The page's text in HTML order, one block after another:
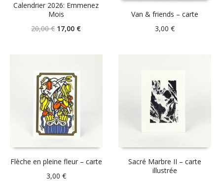
Calendrier 2026: Emmenez
Mois
20,00€ Le
17,00 €Le
Van & friends – carte
3,00€
Flèche en pleine fleur – carte
3,00 €
Sacré Marbre II – carte
illustrée